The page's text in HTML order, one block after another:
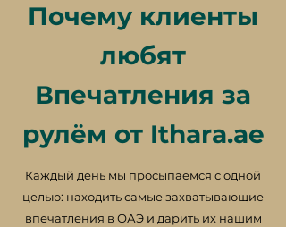
Почему клиенты
любят
Впечатления за
рулём от Ithara.ae
Каждый день мы просыпаемся с одной
целью: находить самые захватывающие
впечатления в ОАЭ и дарить их нашим